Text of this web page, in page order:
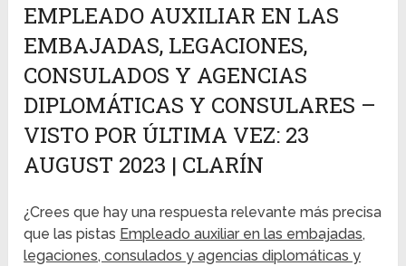
EMPLEADO AUXILIAR EN LAS
EMBAJADAS, LEGACIONES,
CONSULADOS Y AGENCIAS
DIPLOMÁTICAS Y CONSULARES –
VISTO POR ÚLTIMA VEZ: 23
AUGUST 2023 | CLARÍN
¿Crees que hay una respuesta relevante más precisa
que las pistas Empleado auxiliar en las embajadas,
legaciones, consulados y agencias diplomáticas y